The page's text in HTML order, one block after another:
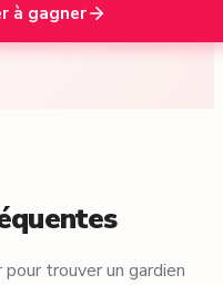
à gagner
trouver un gardien